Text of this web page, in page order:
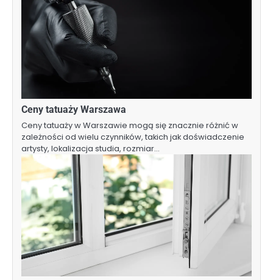
Ceny tatuaży Warszawa
Ceny tatuaży w Warszawie mogą się znacznie różnić w
zależności od wielu czynników, takich jak doświadczenie
artysty, lokalizacja studia, rozmiar…